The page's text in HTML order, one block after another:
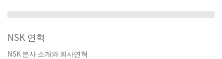
NSK 연혁
NSK 본사 소개와 회사연혁